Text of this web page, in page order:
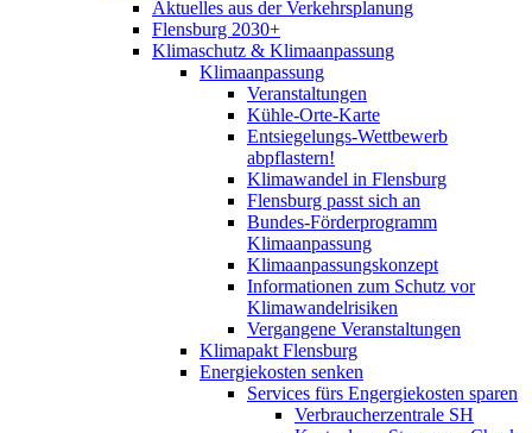
Aktuelles aus der Verkehrsplanung
Flensburg 2030+
Klimaschutz & Klimaanpassung
Klimaanpassung
Veranstaltungen
Kühle-Orte-Karte
Entsiegelungs-Wettbewerb
abpflastern!
Klimawandel in Flensburg
Flensburg passt sich an
Bundes-Förderprogramm
Klimaanpassung
Klimaanpassungskonzept
Informationen zum Schutz vor
Klimawandelrisiken
Vergangene Veranstaltungen
Klimapakt Flensburg
Energiekosten senken
Services fürs Engergiekosten sparen
Verbraucherzentrale SH